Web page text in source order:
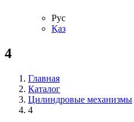
Рус
Қаз
4
Главная
Каталог
Цилиндровые механизмы
4